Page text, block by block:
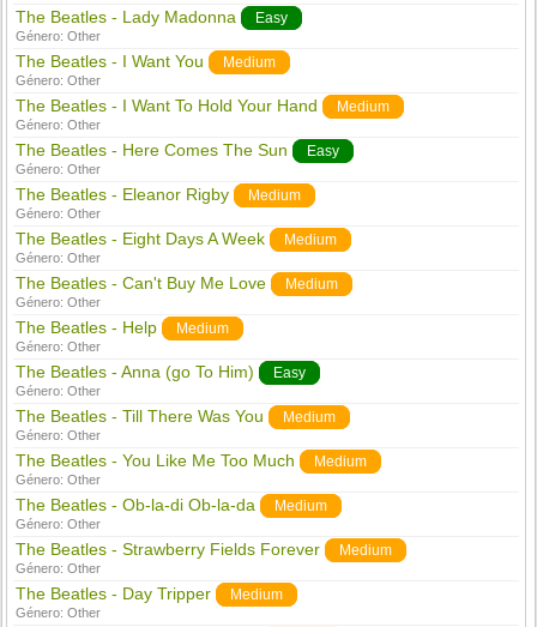
The Beatles - Lady Madonna Easy
Género:Other
The Beatles - I Want You Medium
Género:Other
The Beatles - I Want To Hold Your Hand Medium
Género:Other
The Beatles - Here Comes The Sun Easy
Género:Other
The Beatles - Eleanor Rigby Medium
Género:Other
The Beatles - Eight Days A Week Medium
Género:Other
The Beatles - Can't Buy Me Love Medium
Género:Other
The Beatles - Help Medium
Género:Other
The Beatles - Anna (go To Him) Easy
Género:Other
The Beatles - Till There Was You Medium
Género:Other
The Beatles - You Like Me Too Much Medium
Género:Other
The Beatles - Ob-la-di Ob-la-da Medium
Género:Other
The Beatles - Strawberry Fields Forever Medium
Género:Other
The Beatles - Day Tripper Medium
Género:Other